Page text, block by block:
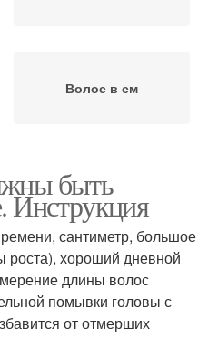
Волос в см
быть
Инструкция
сантиметр, большое
роста), хороший дневной
длины волос
помывки головы с
от отмерших